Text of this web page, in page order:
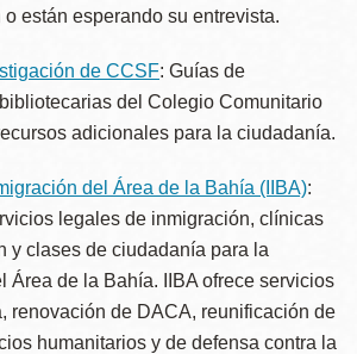
están esperando su entrevista.
de CCSF: Guías de
del Colegio Comunitario
adicionales para la ciudadanía.
del Área de la Bahía (IIBA):
legales de inmigración, clínicas
y clases de ciudadanía para la
Área de la Bahía. IIBA ofrece servicios
renovación de DACA, reunificación de
humanitarios y de defensa contra la